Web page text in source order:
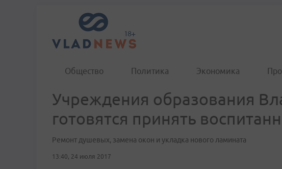
Общество Политика Экономика
Учреждения образования
готовятся принять
Ремонт душевых, замена окон и укладка нового ламината
13:40, 24 июля 2017